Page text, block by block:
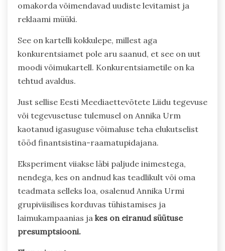
omakorda võimendavad uudiste levitamist ja
reklaami müüki.
See on kartelli kokkulepe, millest aga
konkurentsiamet pole aru saanud, et see on uut
moodi võimukartell. Konkurentsiametile on ka
tehtud avaldus.
Just sellise Eesti Meediaettevõtete Liidu tegevuse
või tegevusetuse tulemusel on Annika Urm
kaotanud igasuguse võimaluse teha elukutselist
tööd finantsistina-raamatupidajana.
Eksperiment viiakse läbi paljude inimestega,
nendega, kes on andnud kas teadlikult või oma
teadmata selleks loa, osalenud Annika Urmi
grupiviisilises korduvas tühistamises ja
laimukampaanias ja kes on eiranud süütuse
presumptsiooni.